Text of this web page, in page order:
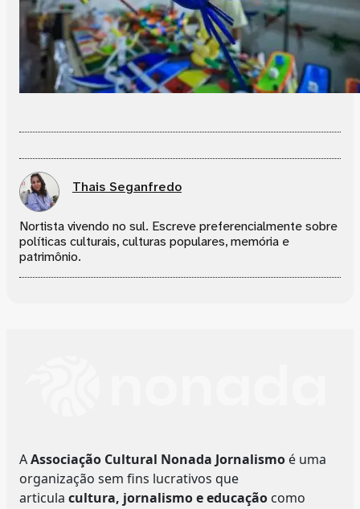
Thais Seganfredo
Nortista vivendo no sul. Escreve preferencialmente sobre
políticas culturais, culturas populares, memória e
patrimônio.
AAssociação Cultural Nonada Jornalismo é uma
organização sem fins lucrativos que
articula cultura, jornalismo e educação como